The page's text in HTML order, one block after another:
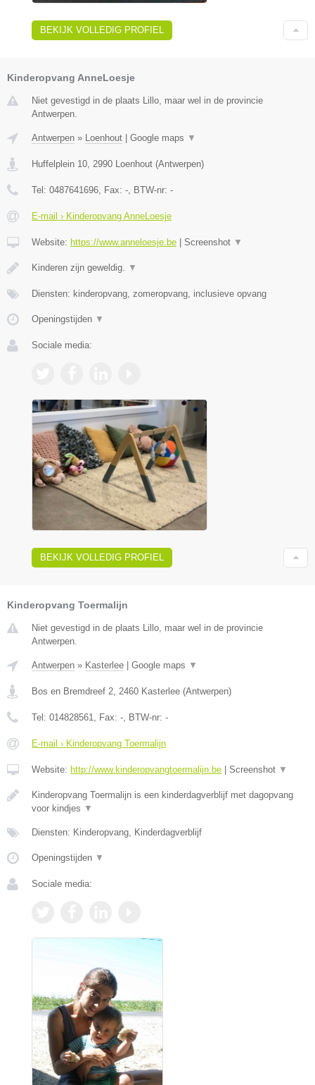
BEKIJK VOLLEDIG PROFIEL
Kinderopvang AnneLoesje
Niet gevestigd in de plaats Lillo, maar wel in de provincie
Antwerpen.
Antwerpen » Loenhout | Google maps ▼
Huffelplein 10 2990 Loenhout (Antwerpen)
Tel: 0487641696 , Fax: - , BTW-nr: -
E-mail › Kinderopvang AnneLoesje
Website: https://www.anneloesje.be | Screenshot ▼
Kinderen zijn geweldig. ▼
Diensten: kinderopvang, zomeropvang, inclusieve opvang
Openingstijden ▼
Sociale media:
BEKIJK VOLLEDIG PROFIEL
Kinderopvang Toermalijn
Niet gevestigd in de plaats Lillo, maar wel in de provincie
Antwerpen.
Antwerpen » Kasterlee Google maps ▼
Bos en Bremdreef 2, 2460 Kasterlee (Antwerpen)
Tel: 014828561, Fax: -, BTW-nr: -
E-mail › Kinderopvang Toermalijn
Website: http://www.kinderopvangtoermalijn.be Screenshot ▼
Kinderopvang Toermalijn is een kinderdagverblijf met dagopvang
voor kindjes ▼
Diensten: Kinderopvang, Kinderdagverblijf
Openingstijden ▼
Sociale media: